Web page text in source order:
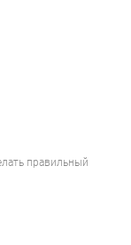
правильный